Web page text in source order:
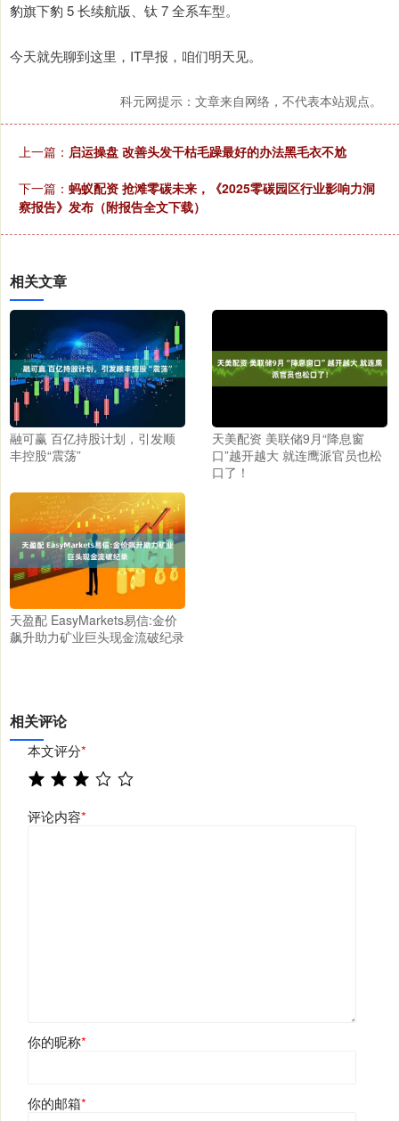
豹旗下豹 5 长续航版、钛 7 全系车型。
今天就先聊到这里，IT早报，咱们明天见。
科元网提示：文章来自网络，不代表本站观点。
上一篇： 启运操盘 改善头发干枯毛躁最好的办法黑毛衣不尬
下一篇： 蚂蚁配资 抢滩零碳未来，《2025零碳园区行业影响力洞
察报告》发布（附报告全文下载）
相关文章
融可赢 百亿持股计划，引发顺
丰控股“震荡”
天美配资 美联储9月“降息窗
口”越开越大 就连鹰派官员也松
口了！
天盈配 EasyMarkets易信:金价
飙升助力矿业巨头现金流破纪录
相关评论
本文评分*
评论内容*
你的昵称*
你的邮箱*